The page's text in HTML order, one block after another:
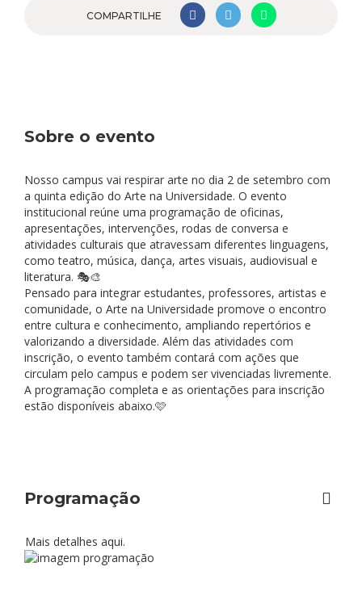
COMPARTILHE
Sobre o evento
Nosso campus vai respirar arte no dia 2 de setembro com
a quinta edição do Arte na Universidade. O evento
institucional reúne uma programação de oficinas,
apresentações, intervenções, rodas de conversa e
atividades culturais que atravessam diferentes linguagens,
como teatro, música, dança, artes visuais, audiovisual e
literatura. 🎭🎨
Pensado para integrar estudantes, professores, artistas e
comunidade, o Arte na Universidade promove o encontro
entre cultura e conhecimento, ampliando repertórios e
valorizando a diversidade. Além das atividades com
inscrição, o evento também contará com ações que
circulam pelo campus e podem ser vivenciadas livremente.
A programação completa e as orientações para inscrição
estão disponíveis abaixo.🩷
Programação
Mais detalhes aqui.